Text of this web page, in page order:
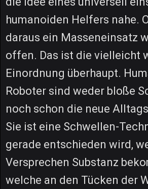
humanoiden Helfers nahe.
daraus ein Masseneinsatz
offen. Das ist die vielleicht
Einordnung überhaupt.
Roboter sind weder bloße
noch schon die neue
Sie ist eine Schwellen-
gerade entschieden wird,
Versprechen Substanz
welche an den Tücken der